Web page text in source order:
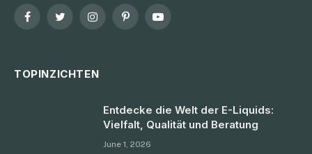
FacebookTwitterInstagramPinterestYouTube
TOPINZICHTEN
Entdecke die Welt der E-Liquids:
Vielfalt, Qualität und Beratung
June 1, 2026